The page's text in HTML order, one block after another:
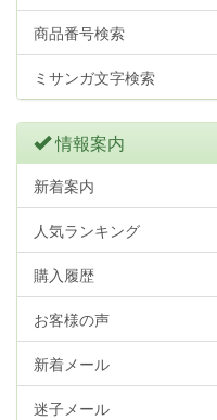
商品番号検索
ミサンガ文字検索
情報案内
新着案内
人気ランキング
購入履歴
お客様の声
新着メール
迷子メール